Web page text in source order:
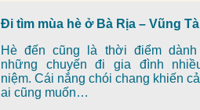
Đi tìm mùa hè ở Bà Rịa – Vũng
Hè đến cũng là thời điểm dành
những chuyến đi gia đình
niệm. Cái nắng chói chang khiến
ai cũng muốn…